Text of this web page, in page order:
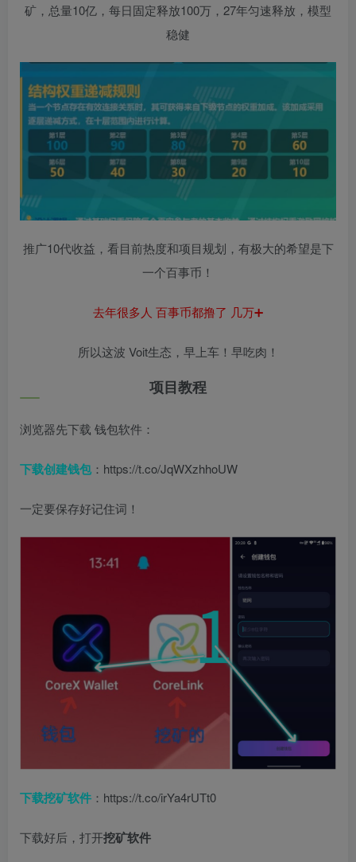
矿，总量10亿，每日固定释放100万，27年匀速释放，模型
稳健
推广10代收益，看目前热度和项目规划，有极大的希望是下
一个百事币！
去年很多人 百事币都撸了 几万➕
所以这波 Voit生态，早上车！早吃肉！
项目教程
浏览器先下载 钱包软件：
下载创建钱包：https://t.co/JqWXzhhoUW
一定要保存好记住词！
下载挖矿软件 ：https://t.co/irYa4rUTt0
下载好后，打开挖矿软件